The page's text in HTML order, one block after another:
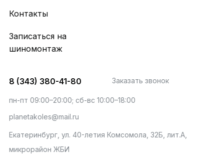
Контакты
Записаться на
шиномонтаж
8 (343) 380-41-80 Заказать звонок
пн-пт 09:00–20:00; сб-вс 10:00–18:00
planetakoles@mail.ru
Екатеринбург, ул. 40-летия Комсомола, 32Б, лит.А,
микрорайон ЖБИ